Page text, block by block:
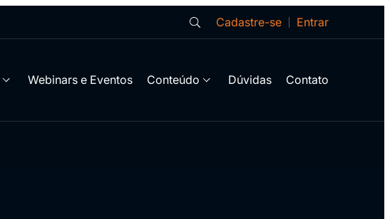
Cadastre-se Entrar
Webinars e Eventos Conteúdo Dúvidas Contato